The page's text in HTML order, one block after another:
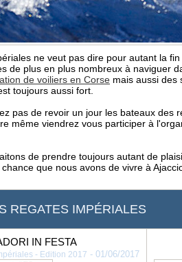
ne veut pas dire pour autant la
de plus en plus nombreux à naviguer
de voiliers en Corse mais aussi des
toujours aussi fort.
pas de revoir un jour les bateaux des
même viendrez vous participer à
de prendre toujours autant de
que nous avons de vivre à
REGATES IMPÉRIALES
IN FESTA
- Edition 2017 - 01/06/2017